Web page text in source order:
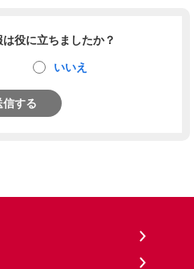
役に立ちましたか？
いいえ
信する